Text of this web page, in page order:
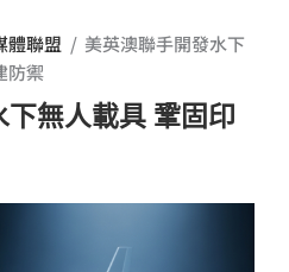
體聯盟 / 美英澳聯手開發水下
防禦
無人載具 鞏固印